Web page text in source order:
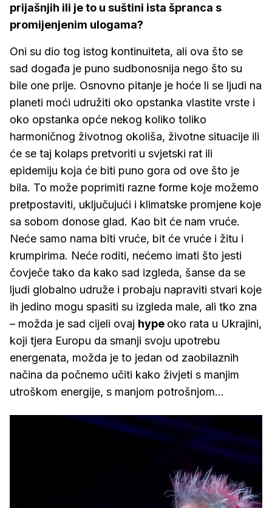
prijašnjih ili je to u suštini ista špranca s
promijenjenim ulogama?
Oni su dio tog istog kontinuiteta, ali ova što se
sad događa je puno sudbonosnija nego što su
bile one prije. Osnovno pitanje je hoće li se ljudi na
planeti moći udružiti oko opstanka vlastite vrste i
oko opstanka opće nekog koliko toliko
harmoničnog životnog okoliša, životne situacije ili
će se taj kolaps pretvoriti u svjetski rat ili
epidemiju koja će biti puno gora od ove što je
bila. To može poprimiti razne forme koje možemo
pretpostaviti, uključujući i klimatske promjene koje
sa sobom donose glad. Kao bit će nam vruće.
Neće samo nama biti vruće, bit će vruće i žitu i
krumpirima. Neće roditi, nećemo imati što jesti
čovječe tako da kako sad izgleda, šanse da se
ljudi globalno udruže i probaju napraviti stvari koje
ih jedino mogu spasiti su izgleda male, ali tko zna
– možda je sad cijeli ovaj hype oko rata u Ukrajini,
koji tjera Europu da smanji svoju upotrebu
energenata, možda je to jedan od zaobilaznih
načina da počnemo učiti kako živjeti s manjim
utroškom energije, s manjom potrošnjom...